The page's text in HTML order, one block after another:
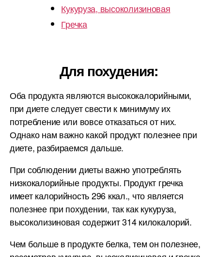
Кукуруза, высоколизиновая
Гречка
Для похудения:
Оба продукта являются высококалорийными,
при диете следует свести к минимуму их
потребление или вовсе отказаться от них.
Однако нам важно какой продукт полезнее при
диете, разбираемся дальше.
При соблюдении диеты важно употреблять
низкокалорийные продукты. Продукт гречка
имеет калорийность 296 ккал., что является
полезнее при похудении, так как кукуруза,
высоколизиновая содержит 314 килокалорий.
Чем больше в продукте белка, тем он полезнее,